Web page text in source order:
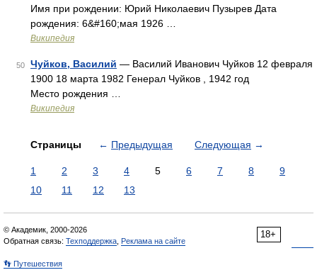
Имя при рождении: Юрий Николаевич Пузырев Дата
рождения: 6&#160;мая 1926 …
Википедия
50 Чуйков, Василий — Василий Иванович Чуйков 12 февраля
1900 18 марта 1982 Генерал Чуйков , 1942 год
Место рождения …
Википедия
Страницы ← Предыдущая Следующая →
1 2 3 4 5 6 7 8
9
10
11 12 13
18+
© Академик, 2000-2026
Обратная связь: Техподдержка Реклама на сайте
👣 Путешествия